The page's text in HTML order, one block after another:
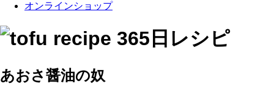
オンラインショップ
あおさ醤油の奴